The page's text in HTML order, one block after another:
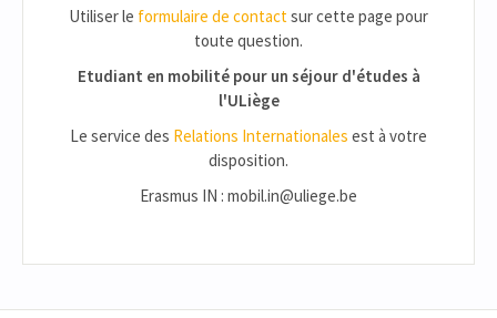
Utiliser le formulaire de contact sur cette page pour
toute question.
Etudiant en mobilité pour un séjour d'études à
l'ULiège
Le service des Relations Internationales est à votre
disposition.
Erasmus IN : mobil.in@uliege.be